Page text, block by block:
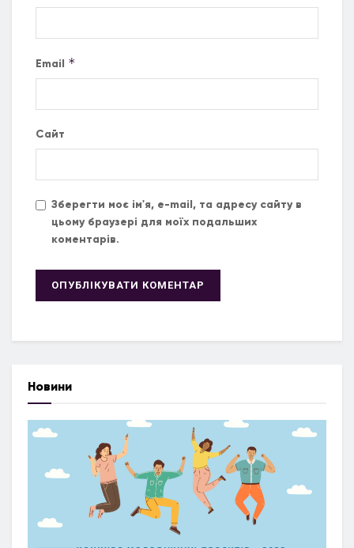
Email *
Сайт
Зберегти моє ім'я, e-mail, та адресу сайту в
цьому браузері для моїх подальших
коментарів.
Новини